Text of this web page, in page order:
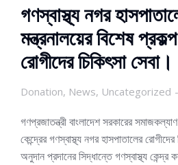
গণস্বাস্থ্য নগর
মন্ত্রনালয়ের বিশেষ
রোগীদের চিকিৎসা সেবা।
Donation, News, Uncategorized
গণপ্রজাতন্ত্রী বাংলাদেশ সরকারের
কেন্দ্রের গণস্বাস্থ্য নগর হাসপাতালের
অনুদান প্রদানের সিদ্ধান্তে গণস্বাস্থ্য কেন্দ্র